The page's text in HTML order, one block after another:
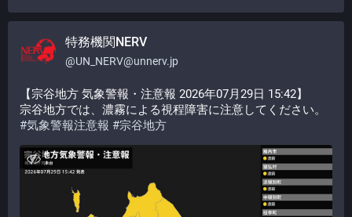
特務機関NERV
@UN_NERV@unnerv.jp
【宗谷地方 気象警報・注意報 2026年07月29日 15:42】
宗谷地方では、濃霧による視程障害に注意してください。
#気象警報注意報 #宗谷地方